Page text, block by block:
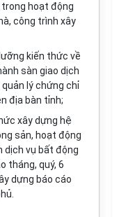
hoạt động
công trình xây
kiến thức về
sàn giao dịch
lý chứng chỉ
địa bàn tỉnh;
xây dựng hệ
sản, hoạt động
dịch vụ bất động
tháng, quý, 6
dựng báo cáo